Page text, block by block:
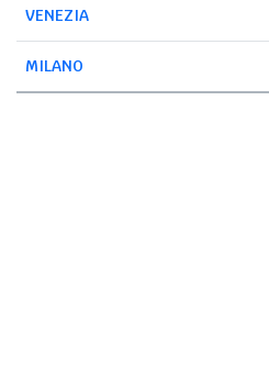
VENEZIA
MILANO